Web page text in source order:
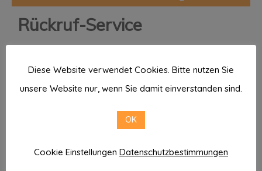
Rückruf-Service
werden?
Gern setzen wir uns zu Ihrer Wunschzeit mit
Ihnen in Verbindung.
Diese Website verwendet Cookies. Bitte nutzen Sie
unsere Website nur, wenn Sie damit einverstanden sind.
OK
Cookie Einstellungen Datenschutzbestimmungen